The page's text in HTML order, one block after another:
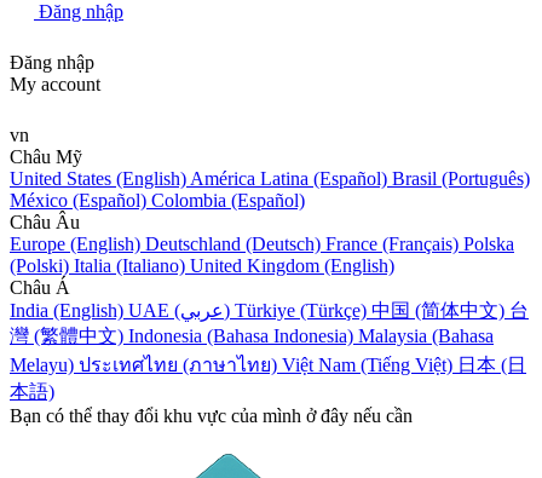
Đăng nhập
Đăng nhập
My account
vn
Châu Mỹ
United States (English) América Latina (Español) Brasil (Português)
México (Español) Colombia (Español)
Châu Âu
Europe (English) Deutschland (Deutsch) France (Français) Polska
(Polski) Italia (Italiano) United Kingdom (English)
Châu Á
India (English)
UAE (عربي) Türkiye (Türkçe) 中国 (简体中文) 台
灣 (繁體中文) Indonesia (Bahasa Indonesia) Malaysia (Bahasa
Melayu) ประเทศไทย (ภาษาไทย) Việt Nam (Tiếng Việt) 日本 (日
本語)
Bạn có thể thay đổi khu vực của mình ở đây nếu cần